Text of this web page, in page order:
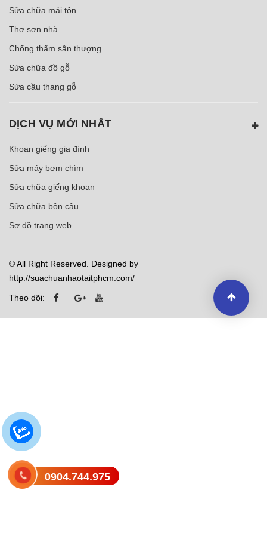
Sửa chữa mái tôn
Thợ sơn nhà
Chống thấm sân thượng
Sửa chữa đồ gỗ
Sửa cầu thang gỗ
DỊCH VỤ MỚI NHẤT
Khoan giếng gia đình
Sửa máy bơm chìm
Sửa chữa giếng khoan
Sửa chữa bồn cầu
Sơ đồ trang web
© All Right Reserved. Designed by
http://suachuanhaotaitphcm.com/
Theo dõi:
0904.744.975